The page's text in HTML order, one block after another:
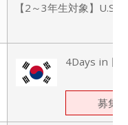
【2～3年生対象】U.S.
4Days in 日
募集